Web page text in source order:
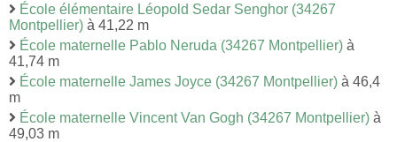
École élémentaire Léopold Sedar Senghor (34267
Montpellier) à 41,22 m
École maternelle Pablo Neruda (34267 Montpellier) à
41,74 m
École maternelle James Joyce (34267 Montpellier) à 46,4
m
École maternelle Vincent Van Gogh (34267 Montpellier) à
49,03 m